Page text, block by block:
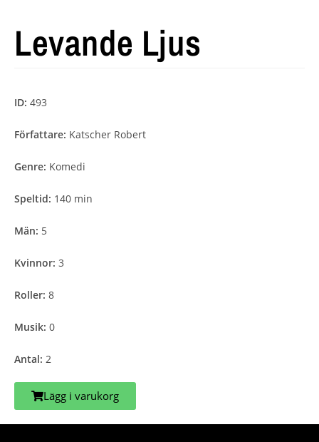
Levande Ljus
ID: 493
Författare: Katscher Robert
Genre: Komedi
Speltid: 140 min
Män: 5
Kvinnor: 3
Roller: 8
Musik: 0
Antal: 2
Lägg i varukorg